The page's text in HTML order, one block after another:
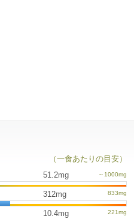
（一食あたりの目安）
51.2mg
312mg
10.4mg